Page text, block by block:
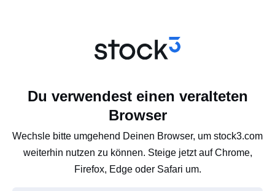
Du verwendest einen veralteten
Browser
Wechsle bitte umgehend Deinen Browser, um stock3.com
weiterhin nutzen zu können. Steige jetzt auf Chrome,
Firefox, Edge oder Safari um.